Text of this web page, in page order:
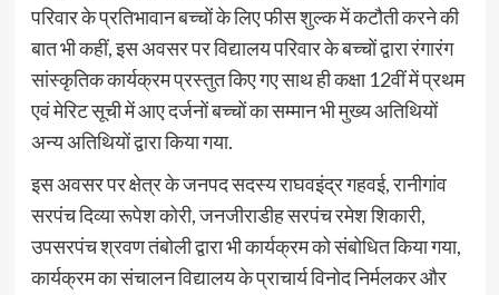
परिवार के प्रतिभावान बच्चों के लिए फीस शुल्क में कटौती करने की
बात भी कहीं, इस अवसर पर विद्यालय परिवार के बच्चों द्वारा रंगारंग
सांस्कृतिक कार्यक्रम प्रस्तुत किए गए साथ ही कक्षा 12वीं में प्रथम
एवं मेरिट सूची में आए दर्जनों बच्चों का सम्मान भी मुख्य अतिथियों
अन्य अतिथियों द्वारा किया गया.
इस अवसर पर क्षेत्र के जनपद सदस्य राघवइंद्र गहवई, रानीगांव
सरपंच दिव्या रूपेश कोरी, जनजीराडीह सरपंच रमेश शिकारी,
उपसरपंच श्रवण तंबोली द्वारा भी कार्यक्रम को संबोधित किया गया,
कार्यक्रम का संचालन विद्यालय के प्राचार्य विनोद निर्मलकर और